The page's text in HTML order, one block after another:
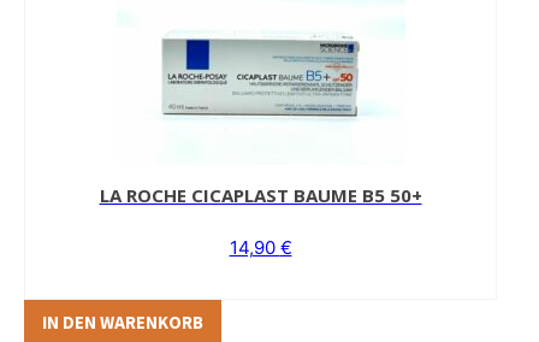
LA ROCHE CICAPLAST BAUME B5 50+
14,90 €
IN DEN WARENKORB